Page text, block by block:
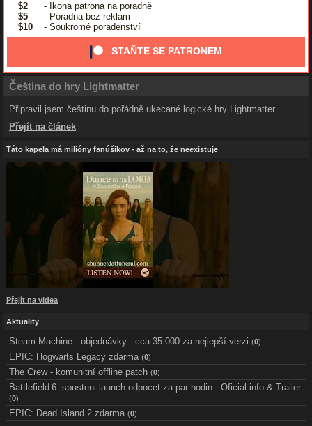
$2
- Ikona patrona na poradně
$5
- Poradna bez reklam
$10
- Soukromé poradenství
STAŇTE SE PATRONEM
Čeština do hry Lightmatter
Připravil jsem češtinu do pořádně ukecané logické hry Lightmatter.
Přejít na článek
Táto kapela má milióny fanúšikov - až na to, že neexistuje
Přejít na videa
Aktuality
Steam Machine - objednávky - cca 35 000 za nejlepší verzi (0)
EPIC: Hogwarts Legacy zdarma (0)
The Crew - komunitní offline patch (0)
Battlefield 6: spusteni launch odpocet za par hodin - Oficial info & Trailer
(0)
EPIC: Dead Island 2 zdarma (0)